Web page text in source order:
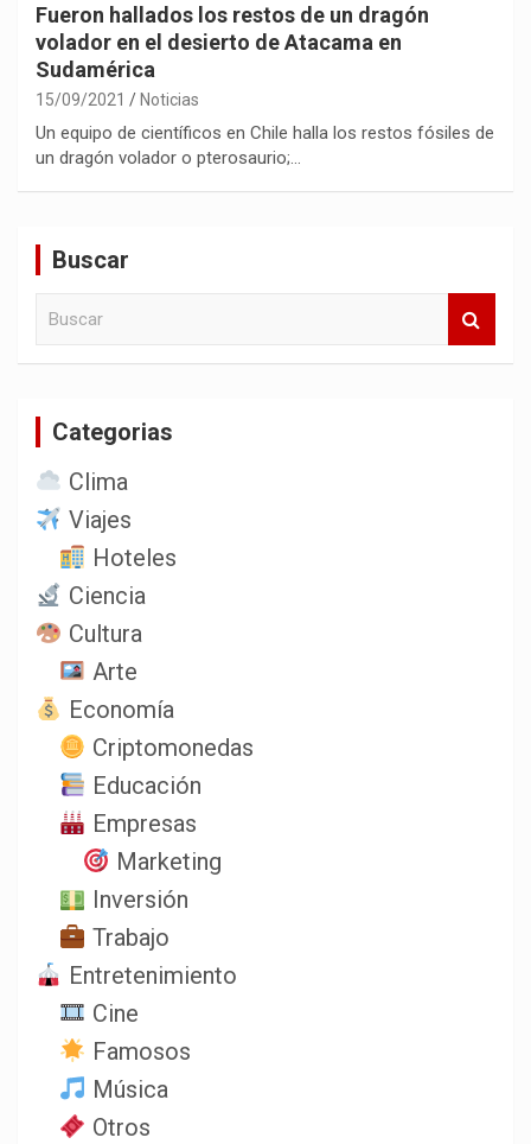
Fueron hallados los restos de un dragón
volador en el desierto de Atacama en
Sudamérica
15/09/2021 Noticias
Un equipo de científicos en Chile halla los restos fósiles de
un dragón volador o pterosaurio;…
Buscar
Categorias
Clima
Viajes
Hoteles
Ciencia
Cultura
Arte
Economía
Criptomonedas
Educación
Empresas
Marketing
Inversión
Trabajo
Entretenimiento
Cine
Famosos
Música
Otros